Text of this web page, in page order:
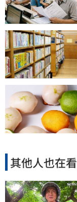
其他人也在看